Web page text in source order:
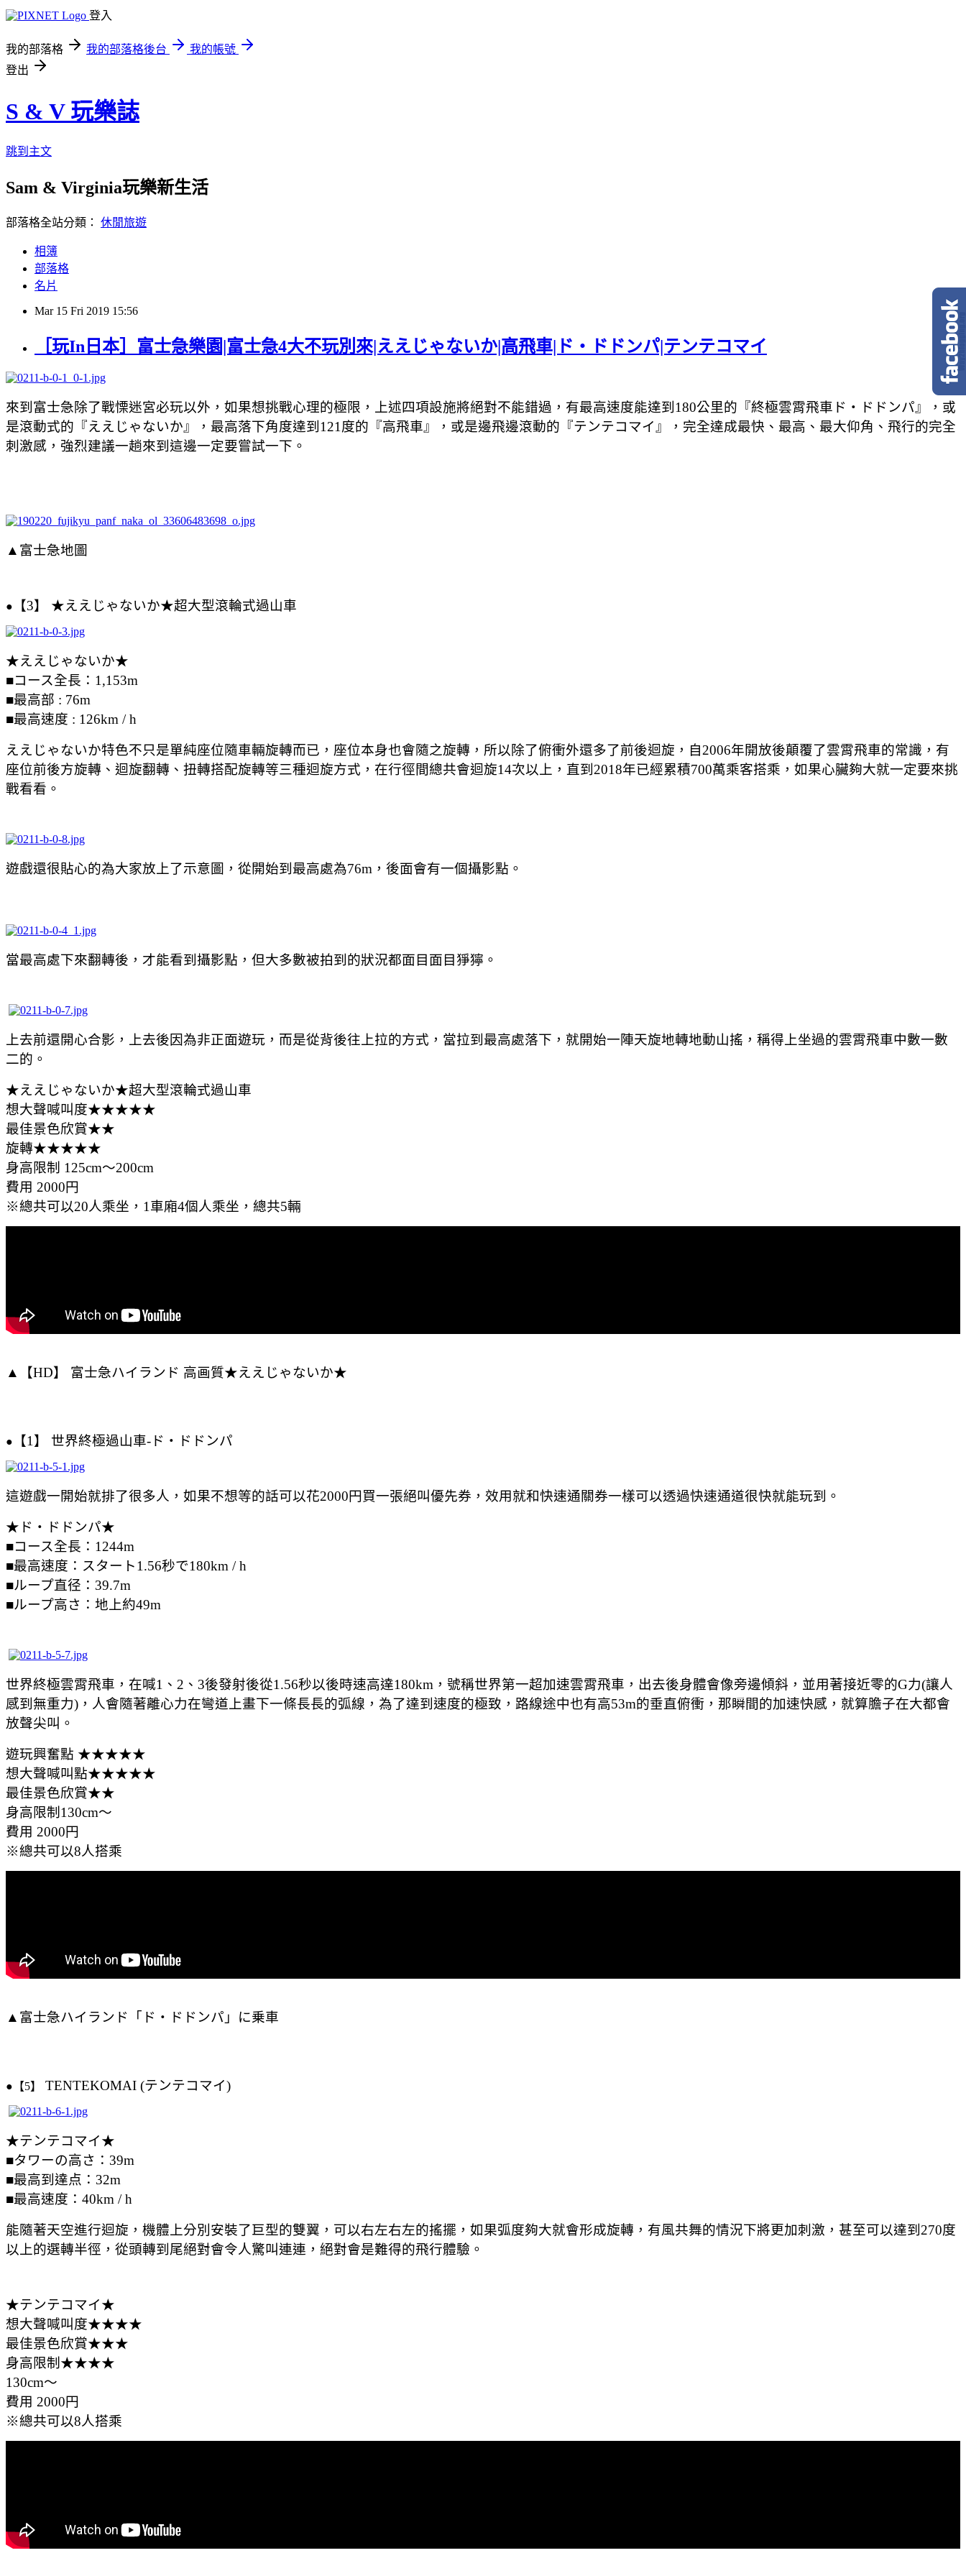
登入
我的部落格 我的部落格後台
我的帳號
登出
S & V 玩樂誌
跳到主文
Sam & Virginia玩樂新生活
部落格全站分類： 休閒旅遊
相簿
部落格
名片
Mar 15 Fri 2019 15:56
［玩In日本］富士急樂園|富士急4大不玩別來|ええじゃないか|高飛車|ド・ドドンパ|テンテコマイ
來到富士急除了戰慄迷宮必玩以外，如果想挑戰心理的極限，上述四項設施將絕對不能錯過，有最高速度能達到180公里的『終極雲霄飛車ド・ドドンパ 』
，或
是滾動式的 『ええじゃないか 』 ，最高落下角度達到121度的 『高飛車 』，或是邊飛邊滾動的『テンテコマイ』，完全達成最快、最高、最大仰角、飛行的完全
刺激感，強烈建議一趟來到這邊一定要嘗試一下。
▲富士急地圖
● 【3】 ★ええじゃないか★超大型滾輪式過山車
★ええじゃないか★
■コース全長：1,153m
■最高部 : 76m
■最高速度 : 126km / h
ええじゃないか特色不只是單純座位隨車輛旋轉而已，座位本身也會隨之旋轉，所以除了俯衝外還多了前後迴旋，自2006年開放後顛覆了雲霄飛車的常識，有
座位前後方旋轉、迴旋翻轉、扭轉搭配旋轉等三種迴旋方式，在行徑間總共會迴旋14次以上，直到2018年已經累積700萬乘客搭乘，如果心臟夠大就一定要來挑
戰看看。
遊戲還很貼心的為大家放上了示意圖，從開始到最高處為76m，後面會有一個攝影點。
當最高處下來翻轉後，才能看到攝影點，但大多數被拍到的狀況都面目面目猙獰。
上去前還開心合影，上去後因為非正面遊玩，而是從背後往上拉的方式，當拉到最高處落下，就開始一陣天旋地轉地動山搖，稱得上坐過的雲霄飛車中數一數
二的。
★ええじゃないか★超大型滾輪式過山車
想大聲喊叫度★★★★★
最佳景色欣賞★★
旋轉★★★★★
身高限制 125cm～200cm
費用 2000円
※總共可以20人乘坐，1車廂4個人乘坐，總共5輛
▲【HD】 富士急ハイランド 高画質★ええじゃないか★
● 【1】 世界終極過山車-ド・ドドンパ
這遊戲一開始就排了很多人，如果不想等的話可以花2000円買一張絕叫優先券，效用就和快速通關券一樣可以透過快速通道很快就能玩到。
★ド・ドドンパ★
■コース全長：1244m
■最高速度：スタート1.56秒で180km / h
■ループ直径：39.7m
■ループ高さ：地上約49m
世界終極雲霄飛車， 在喊1、2、3後發射後從1.56秒以後時速高達180km，號稱世界第一超加速雲霄飛車，出去後身體會像旁邊傾斜，並用著接近零的G力(讓人
感到無重力)，人會隨著離心力在彎道上畫下一條長長的弧線，為了達到速度的極致，路線途中也有高53m的垂直俯衝，那瞬間的加速快感，就算膽子在大都會
放聲尖叫。
遊玩興奮點 ★★★★★
想大聲喊叫點★★★★★
最佳景色欣賞★★
身高限制130cm～
費用 2000円
※總共可以8人搭乘
▲富士急ハイランド「ド・ドドンパ」に乗車
●【5】 TENTEKOMAI (テンテコマイ)
★テンテコマイ★
■タワーの高さ：39m
■最高到達点：32m
■最高速度：40km / h
能隨著天空進行迴旋，機體上分別安裝了巨型的雙翼，可以右左右左的搖擺，如果弧度夠大就會形成旋轉，有風共舞的情況下將更加刺激，甚至可以達到270度
以上的選轉半徑，從頭轉到尾絕對會令人驚叫連連，絕對會是難得的飛行體驗。
★テンテコマイ★
想大聲喊叫度★★★★
最佳景色欣賞★★★
身高限制★★★★
130cm～
費用 2000円
※總共可以8人搭乘